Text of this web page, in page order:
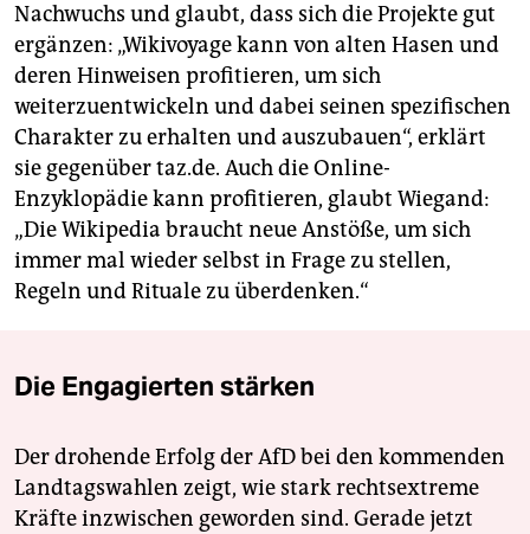
Nachwuchs und glaubt, dass sich die Projekte gut
ergänzen: „Wikivoyage kann von alten Hasen und
deren Hinweisen profitieren, um sich
weiterzuentwickeln und dabei seinen spezifischen
Charakter zu erhalten und auszubauen“, erklärt
sie gegenüber taz.de. Auch die Online-
Enzyklopädie kann profitieren, glaubt Wiegand:
„Die Wikipedia braucht neue Anstöße, um sich
immer mal wieder selbst in Frage zu stellen,
Regeln und Rituale zu überdenken.“
Die Engagierten stärken
Der drohende Erfolg der AfD bei den kommenden
Landtagswahlen zeigt, wie stark rechtsextreme
Kräfte inzwischen geworden sind. Gerade jetzt